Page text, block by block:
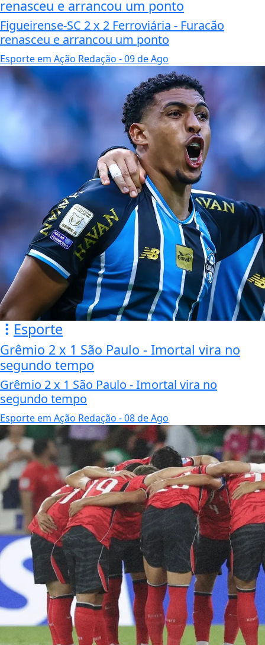
renasceu e arrancou um ponto
Figueirense-SC 2 x 2 Ferroviária - Furacão
renasceu e arrancou um ponto
Esporte em Ação Redação - 09 de Ago
Esporte
Grêmio 2 x 1 São Paulo - Imortal vira no
segundo tempo
Grêmio 2 x 1 São Paulo - Imortal vira no
segundo tempo
Esporte em Ação Redação - 08 de Ago